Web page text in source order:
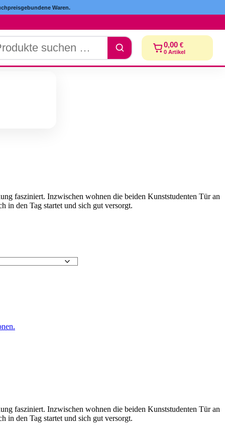
Waren.
0,00 €
0Artikel
fasziniert. Inzwischen wohnen die beiden Kunststudenten Tür an
in den Tag startet und sich gut versorgt.
fasziniert. Inzwischen wohnen die beiden Kunststudenten Tür an
in den Tag startet und sich gut versorgt.